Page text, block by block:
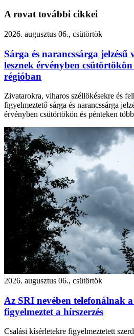
A rovat további cikkei
2026. augusztus 06., csütörtök
Sárga és narancssárga jelzésű
lesznek érvényben
régióban
Zivatarokra, viharos széllökésekre és
figyelmeztető sárga és narancssárga
érvényben csütörtökön és pénteken
2026. augusztus 06., csütörtök
Az SRI nevében telefonálnak
figyelmeztet a hírszerzés
Csalási kísérletekre figyelmeztetett